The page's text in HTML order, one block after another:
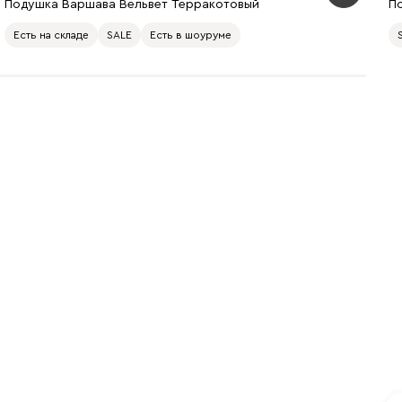
Подушка Варшава Вельвет Терракотовый
Есть на складе SALE Есть в шоуруме